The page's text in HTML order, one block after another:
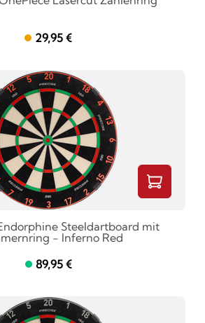
29,95 €
Steeldartboard mit
- Inferno Red
89,95 €